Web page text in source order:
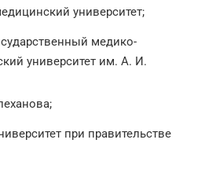
университет;
медико-
университет им. А. И.
при правительстве